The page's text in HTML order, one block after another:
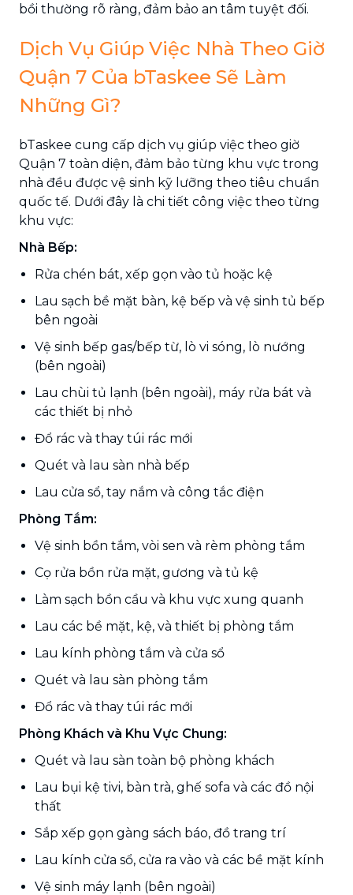
bồi thường rõ ràng, đảm bảo an tâm tuyệt đối.
Dịch Vụ Giúp Việc Nhà Theo Giờ
Quận 7 Của bTaskee Sẽ Làm
Những Gì?
bTaskee cung cấp dịch vụ giúp việc theo giờ
Quận 7 toàn diện, đảm bảo từng khu vực trong
nhà đều được vệ sinh kỹ lưỡng theo tiêu chuẩn
quốc tế. Dưới đây là chi tiết công việc theo từng
khu vực:
Nhà Bếp:
Rửa chén bát, xếp gọn vào tủ hoặc kệ
Lau sạch bề mặt bàn, kệ bếp và vệ sinh tủ bếp
bên ngoài
Vệ sinh bếp gas/bếp từ, lò vi sóng, lò nướng
(bên ngoài)
Lau chùi tủ lạnh (bên ngoài), máy rửa bát và
các thiết bị nhỏ
Đổ rác và thay túi rác mới
Quét và lau sàn nhà bếp
Lau cửa sổ, tay nắm và công tắc điện
Phòng Tắm:
Vệ sinh bồn tắm, vòi sen và rèm phòng tắm
Cọ rửa bồn rửa mặt, gương và tủ kệ
Làm sạch bồn cầu và khu vực xung quanh
Lau các bề mặt, kệ, và thiết bị phòng tắm
Lau kính phòng tắm và cửa sổ
Quét và lau sàn phòng tắm
Đổ rác và thay túi rác mới
Phòng Khách và Khu Vực Chung:
Quét và lau sàn toàn bộ phòng khách
Lau bụi kệ tivi, bàn trà, ghế sofa và các đồ nội
thất
Sắp xếp gọn gàng sách báo, đồ trang trí
Lau kính cửa sổ, cửa ra vào và các bề mặt kính
Vệ sinh máy lạnh (bên ngoài)